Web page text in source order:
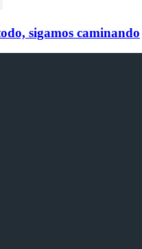
sigamos caminando